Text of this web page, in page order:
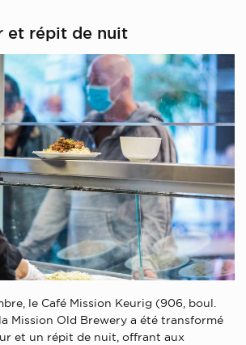
et répit de nuit
le Café Mission Keurig (906, boul.
Mission Old Brewery a été transformé
et un répit de nuit, offrant aux